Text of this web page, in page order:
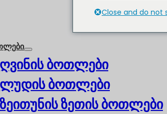
ღვინის ბოთლები
ლუდის ბოთლები
ზეითუნის ზეთის ბოთლები
Close and do not